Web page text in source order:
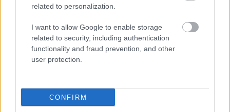
related to personalization.
I want to allow Google to enable storage
related to security, including authentication
functionality and fraud prevention, and other
user protection.
CONFIRM
M1 bővítés: már zajlik a teljesen új
Új gyalogosátkelők és jelzőlámpás